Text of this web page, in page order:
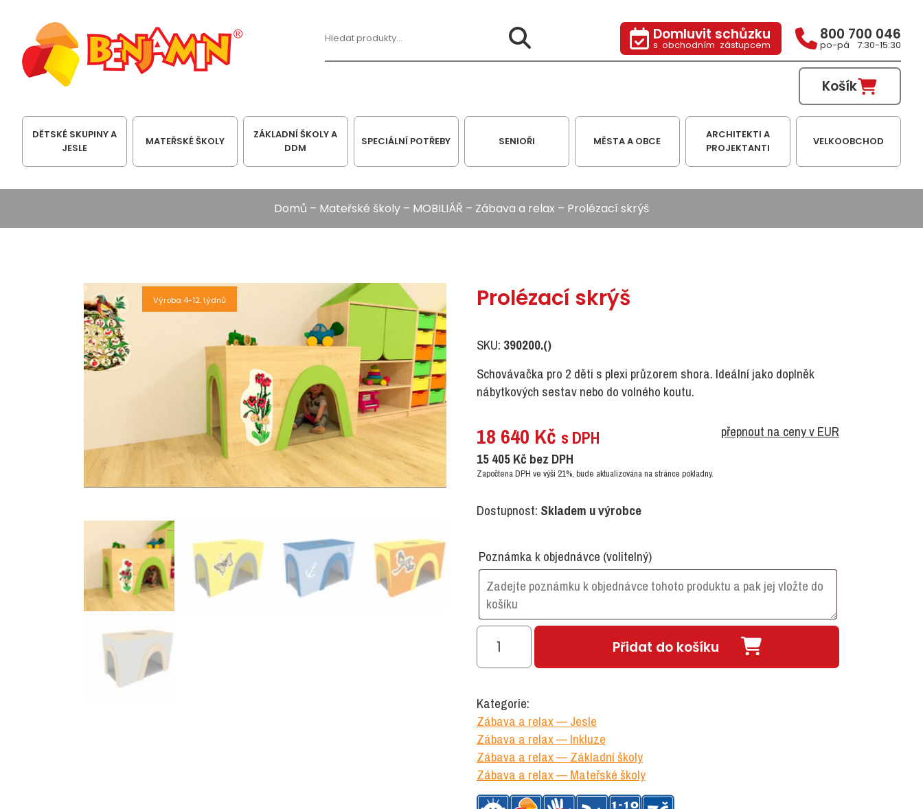
Domluvit schůzku
s obchodním zástupcem
800 700 046
po-pá 7:30-15:30
Hledat:
Košík
DĚTSKÉ SKUPINY A
JESLE
MATEŘSKÉ ŠKOLY
ZÁKLADNÍ ŠKOLY A
DDM
SPECIÁLNÍ POTŘEBY SENIOŘI MĚSTA A OBCE
ARCHITEKTI A
PROJEKTANTI
VELKOOBCHOD
Domů – Mateřské školy – MOBILIÁŘ – Zábava a relax – Prolézací skrýš
Výroba 4-12. týdnů Prolézací skrýš
SKU: 390200.()
Schovávačka pro 2 děti s plexi průzorem shora. Ideální jako doplněk
nábytkových sestav nebo do volného koutu.
18 640 Kč s DPH
přepnout na ceny v EUR
15 405Kč bez DPH
Započtena DPH ve výši 21%, bude aktualizována na stránce pokladny.
Dostupnost: Skladem u výrobce
Poznámka k objednávce (volitelný)
Prolézací
skrýš
Přidat do košíku
Kategorie:
Zábava a relax — Jesle
Zábava a relax — Inkluze
Zábava a relax — Základní školy
Zábava a relax — Mateřské školy